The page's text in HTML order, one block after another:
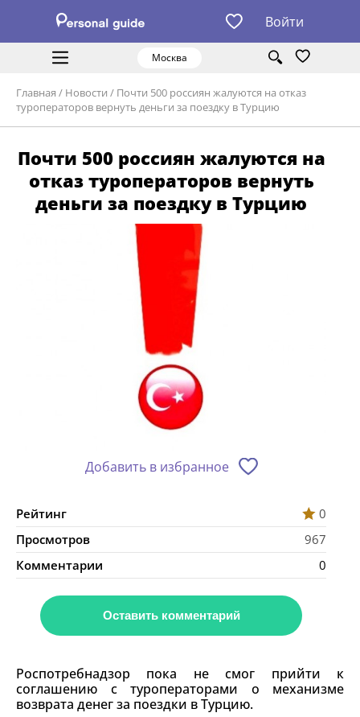
Войти
Москва
Главная / Новости / Почти 500 россиян жалуются на отказ
туроператоров вернуть деньги за поездку в Турцию
Почти 500 россиян жалуются на
отказ туроператоров вернуть
деньги за поездку в Турцию
Добавить в избранное
Рейтинг
0
Просмотров
967
Комментарии
0
Оставить комментарий
Роспотребнадзор пока не смог прийти к
соглашению с туроператорами о механизме
возврата денег за поездки в Турцию.